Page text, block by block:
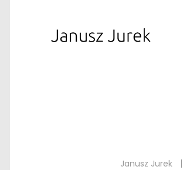
Janusz Jurek